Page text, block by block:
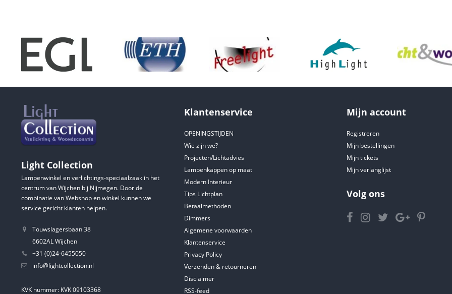
Light Collection
Lampenwinkel en verlichtings-speciaalzaak in het
centrum van Wijchen bij Nijmegen. Door de
combinatie van Webshop en winkel kunnen we
service gericht klanten helpen.
Touwslagersbaan 38
6602AL Wijchen
+31 (0)24-6455050
info@lightcollection.nl
KVK nummer: KVK 09103368
Klantenservice
OPENINGSTIJDEN
Wie zijn we?
Projecten/Lichtadvies
Lampenkappen op maat
Modern Interieur
Tips Lichtplan
Betaalmethoden
Dimmers
Algemene voorwaarden
Klantenservice
Privacy Policy
Verzenden & retourneren
Disclaimer
RSS-feed
Mijn account
Registreren
Mijn bestellingen
Mijn tickets
Mijn verlanglijst
Volg ons